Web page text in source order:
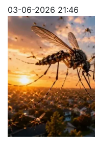
03-06-2026 21:46